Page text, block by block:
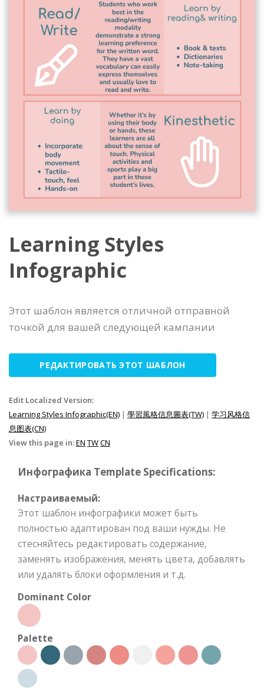
Learning Styles
Infographic
Этот шаблон является отличной отправной
точкой для вашей следующей кампании
РЕДАКТИРОВАТЬ ЭТОТ ШАБЛОН
Edit Localized Version:
Learning Styles Infographic(EN) | 學習風格信息圖表(TW) | 学习风格信
息图表(CN)
View this page in:EN TWCN
Инфографика Template Specifications:
Настраиваемый:
Этот шаблон инфографики может быть
полностью адаптирован под ваши нужды. Не
стесняйтесь редактировать содержание,
заменять изображения, менять цвета, добавлять
или удалять блоки оформления и т.д.
Dominant Color
Palette